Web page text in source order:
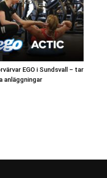
EGO i Sundsvall – tar
anläggningar